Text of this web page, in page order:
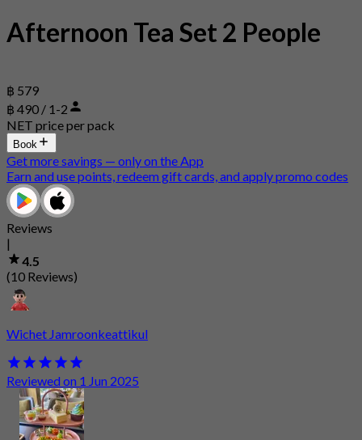
Afternoon Tea Set 2 People
฿ 579
฿ 490 / 1-2
NET price per pack
Book
Get more savings — only on the App
Earn and use points, redeem gift cards, and apply promo codes
Reviews
|
4.5
(10 Reviews)
Wichet Jamroonkeattikul
Reviewed on 1 Jun 2025